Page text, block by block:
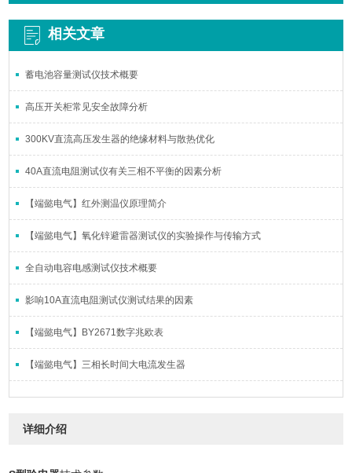
相关文章
蓄电池容量测试仪技术概要
高压开关柜常见安全故障分析
300KV直流高压发生器的绝缘材料与散热优化
40A直流电阻测试仪有关三相不平衡的因素分析
【端懿电气】红外测温仪原理简介
【端懿电气】氧化锌避雷器测试仪的实验操作与传输方式
全自动电容电感测试仪技术概要
影响10A直流电阻测试仪测试结果的因素
【端懿电气】BY2671数字兆欧表
【端懿电气】三相长时间大电流发生器
详细介绍